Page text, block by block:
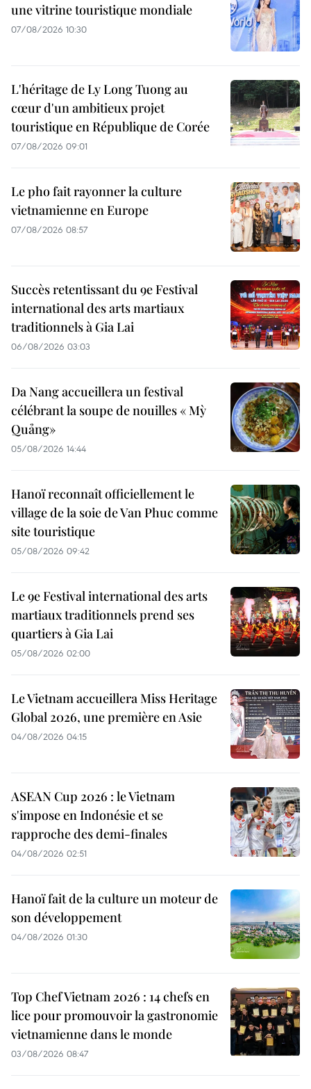
une vitrine touristique mondiale
07/08/2026 10:30
L'héritage de Ly Long Tuong au
cœur d'un ambitieux projet
touristique en République de Corée
07/08/2026 09:01
Le pho fait rayonner la culture
vietnamienne en Europe
07/08/2026 08:57
Succès retentissant du 9e Festival
international des arts martiaux
traditionnels à Gia Lai
06/08/2026 03:03
Da Nang accueillera un festival
célébrant la soupe de nouilles « Mỳ
Quảng»
05/08/2026 14:44
Hanoï reconnaît officiellement le
village de la soie de Van Phuc comme
site touristique
05/08/2026 09:42
Le 9e Festival international des arts
martiaux traditionnels prend ses
quartiers à Gia Lai
05/08/2026 02:00
Le Vietnam accueillera Miss Heritage
Global 2026, une première en Asie
04/08/2026 04:15
ASEAN Cup 2026 : le Vietnam
s'impose en Indonésie et se
rapproche des demi-finales
04/08/2026 02:51
Hanoï fait de la culture un moteur de
son développement
04/08/2026 01:30
Top Chef Vietnam 2026 : 14 chefs en
lice pour promouvoir la gastronomie
vietnamienne dans le monde
03/08/2026 08:47